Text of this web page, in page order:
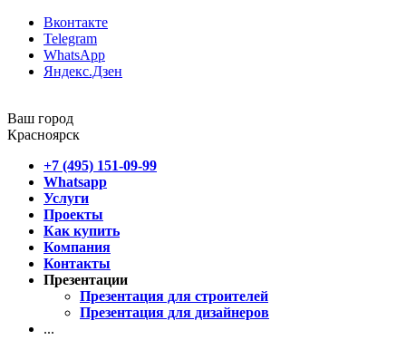
Вконтакте
Telegram
WhatsApp
Яндекс.Дзен
Ваш город
Красноярск
+7 (495) 151-09-99
Whatsapp
Услуги
Проекты
Как купить
Компания
Контакты
Презентации
Презентация для строителей
Презентация для дизайнеров
...